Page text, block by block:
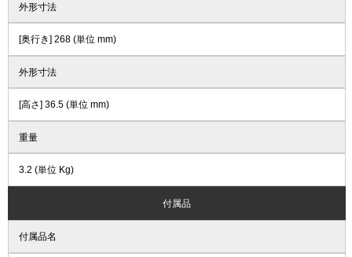
外形寸法
[奥行き] 268 (単位 mm)
外形寸法
[高さ] 36.5 (単位 mm)
重量
3.2 (単位 Kg)
付属品
付属品名